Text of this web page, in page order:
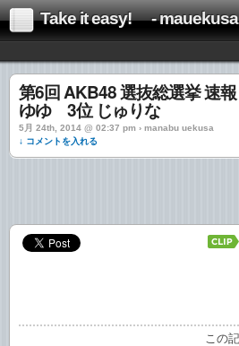
Take it easy! - mauekusa
第6回 AKB48 選抜総選挙 速
ゆゆ 3位 じゅりな
5月 24th, 2014 @ 02:37 pm › manabu uekusa
↓ コメントを入れる
この